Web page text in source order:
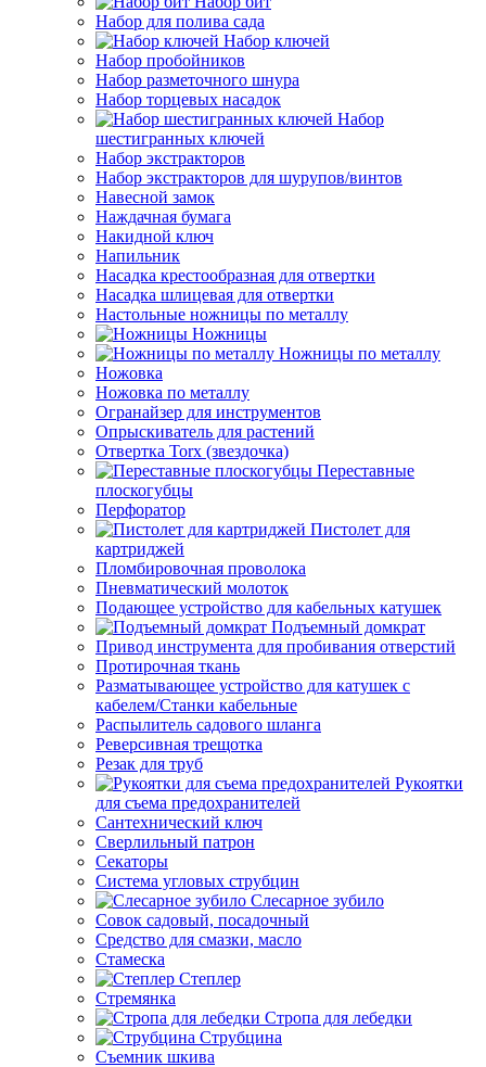
Набор для полива сада
Набор ключей
Набор пробойников
Набор разметочного шнура
Набор торцевых насадок
Набор
шестигранных ключей
Набор экстракторов
Набор экстракторов для шурупов/винтов
Навесной замок
Наждачная бумага
Накидной ключ
Напильник
Насадка крестообразная для отвертки
Насадка шлицевая для отвертки
Настольные ножницы по металлу
Ножницы
Ножницы по металлу
Ножовка
Ножовка по металлу
Огранайзер для инструментов
Опрыскиватель для растений
Отвертка Torx (звездочка)
Переставные
плоскогубцы
Перфоратор
Пистолет для
картриджей
Пломбировочная проволока
Пневматический молоток
Подающее устройство для кабельных катушек
Подъемный домкрат
Привод инструмента для пробивания отверстий
Протирочная ткань
Разматывающее устройство для катушек с
кабелем/Станки кабельные
Распылитель садового шланга
Реверсивная трещотка
Резак для труб
Рукоятки
для съема предохранителей
Сантехнический ключ
Сверлильный патрон
Секаторы
Система угловых струбцин
Слесарное зубило
Совок садовый, посадочный
Средство для смазки, масло
Стамеска
Степлер
Стремянка
Стропа для лебедки
Струбцина
Съемник шкива